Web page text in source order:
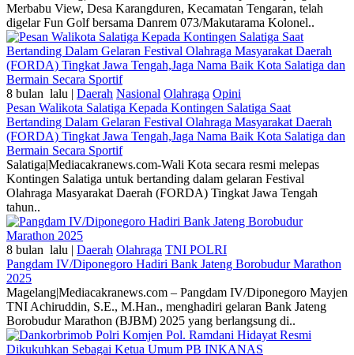
Merbabu View, Desa Karangduren, Kecamatan Tengaran, telah
digelar Fun Golf bersama Danrem 073/Makutarama Kolonel..
8 bulan lalu | Daerah Nasional Olahraga Opini
Pesan Walikota Salatiga Kepada Kontingen Salatiga Saat
Bertanding Dalam Gelaran Festival Olahraga Masyarakat Daerah
(FORDA) Tingkat Jawa Tengah,Jaga Nama Baik Kota Salatiga dan
Bermain Secara Sportif
Salatiga|Mediacakranews.com-Wali Kota secara resmi melepas
Kontingen Salatiga untuk bertanding dalam gelaran Festival
Olahraga Masyarakat Daerah (FORDA) Tingkat Jawa Tengah
tahun..
8 bulan lalu | Daerah Olahraga TNI POLRI
Pangdam IV/Diponegoro Hadiri Bank Jateng Borobudur Marathon
2025
Magelang|Mediacakranews.com – Pangdam IV/Diponegoro Mayjen
TNI Achiruddin, S.E., M.Han., menghadiri gelaran Bank Jateng
Borobudur Marathon (BJBM) 2025 yang berlangsung di..